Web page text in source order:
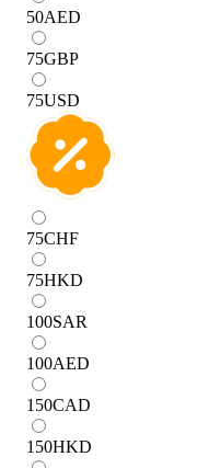
50AED
75GBP
75USD
75CHF
75HKD
100SAR
100AED
150CAD
150HKD